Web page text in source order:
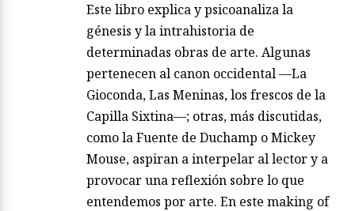
Este libro explica y psicoanaliza la
génesis y la intrahistoria de
determinadas obras de arte. Algunas
pertenecen al canon occidental —La
Gioconda, Las Meninas, los frescos de la
Capilla Sixtina—; otras, más discutidas,
como la Fuente de Duchamp o Mickey
Mouse, aspiran a interpelar al lector y a
provocar una reflexión sobre lo que
entendemos por arte. En este making of